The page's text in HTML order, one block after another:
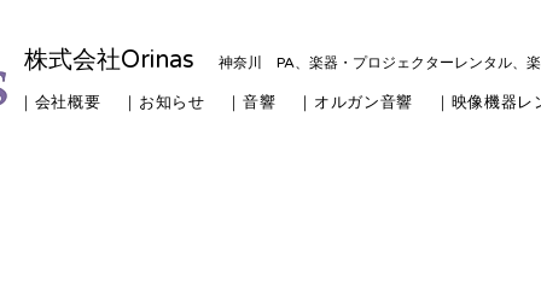
株式会社Orinas 神奈川 PA、楽器・プロジェクターレンタル、
｜会社概要 ｜お知らせ ｜音響 ｜オルガン音響 ｜映像機器レ